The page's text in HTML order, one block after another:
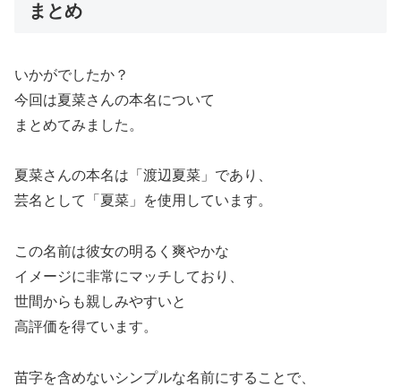
まとめ
いかがでしたか？
今回は夏菜さんの本名について
まとめてみました。
夏菜さんの本名は「渡辺夏菜」であり、
芸名として「夏菜」を使用しています。
この名前は彼女の明るく爽やかな
イメージに非常にマッチしており、
世間からも親しみやすいと
高評価を得ています。
苗字を含めないシンプルな名前にすることで、